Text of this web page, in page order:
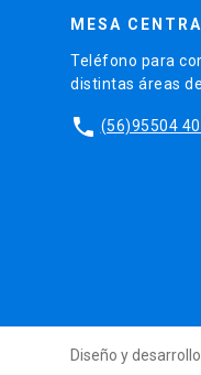
MESA
Teléfono para
distintas áreas
phone (56)95504
Diseño y